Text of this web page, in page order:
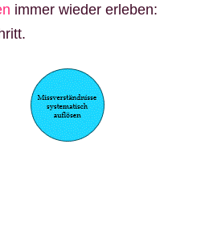
immer wieder erleben: